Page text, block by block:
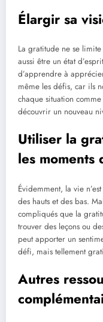
Élargir sa
La gratitude ne se
aussi être un état
d’apprendre à
même les défis, car ils
chaque situation
découvrir un nouveau
Utiliser la
les moments
Évidemment, la vie
des hauts et des bas.
compliqués que la
trouver des leçons ou
peut apporter un
défi, mais tellement
Autres